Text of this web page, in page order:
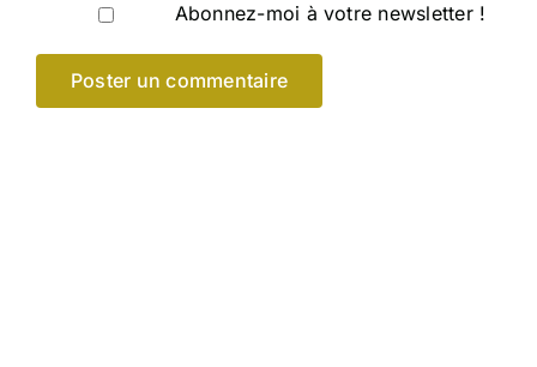
Abonnez-moi à votre newsletter !